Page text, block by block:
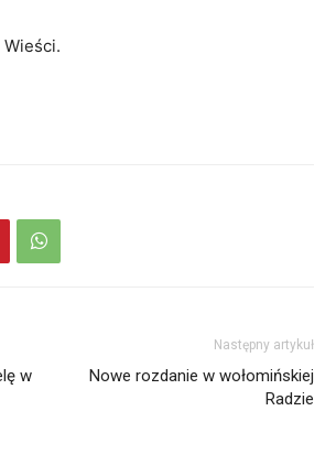
Wieści.
w
Następny artykuł
Nowe rozdanie w wołomińskiej
Radzie